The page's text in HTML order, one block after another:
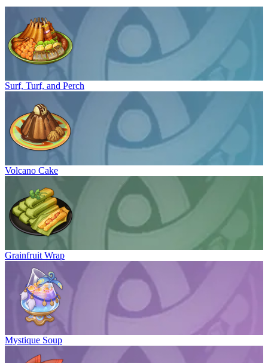
Surf, Turf, and Perch
Volcano Cake
Grainfruit Wrap
Mystique Soup